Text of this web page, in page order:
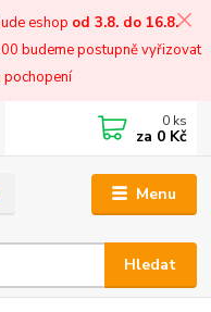
eshop od 3.8. do 16.8.
budeme postupně vyřizovat
pochopení
Menu
Hledat
0 ks
za 0 Kč